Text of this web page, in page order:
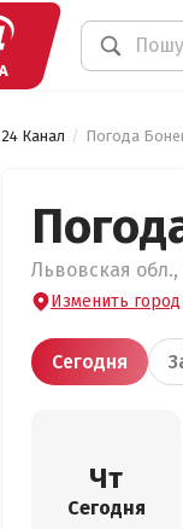
24 Канал Погода
Львовская
Изменить город
Сегодня
Чт
Сегодня